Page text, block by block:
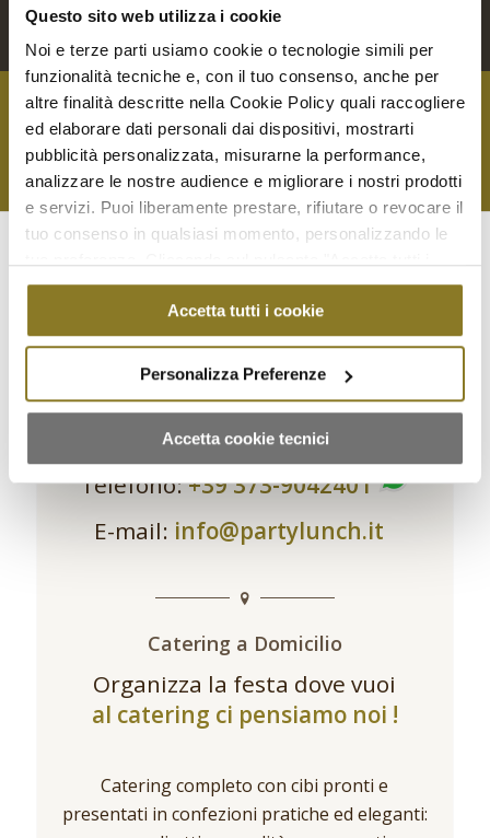
Questo sito web utilizza i cookie
Noi e terze parti usiamo cookie o tecnologie simili per
funzionalità tecniche e, con il tuo consenso, anche per
altre finalità descritte nella Cookie Policy quali raccogliere
ed elaborare dati personali dai dispositivi, mostrarti
pubblicità personalizzata, misurarne la performance,
analizzare le nostre audience e migliorare i nostri prodotti
e servizi. Puoi liberamente prestare, rifiutare o revocare il
tuo consenso in qualsiasi momento, personalizzando le
cookie" acconsenti all'uso di tali tecnologie per tutte le
finalità indicate. Cliccando sul pulsante "Accetta cookie
tecnici" acconsenti all'uso dei soli cookie tecnici.
Accetta tutti i cookie
Personalizza Preferenze
Accetta cookie tecnici
Contattaci per qualsiasi richiesta
CONTATTACI
PARTYLUNCH.IT
Telefono:+39 373-9042401
E-mail: info@partylunch.it
Catering a Domicilio
Organizza la festa dove vuoi
al catering ci pensiamo noi !
Catering completo con cibi pronti e
presentati in confezioni pratiche ed eleganti: